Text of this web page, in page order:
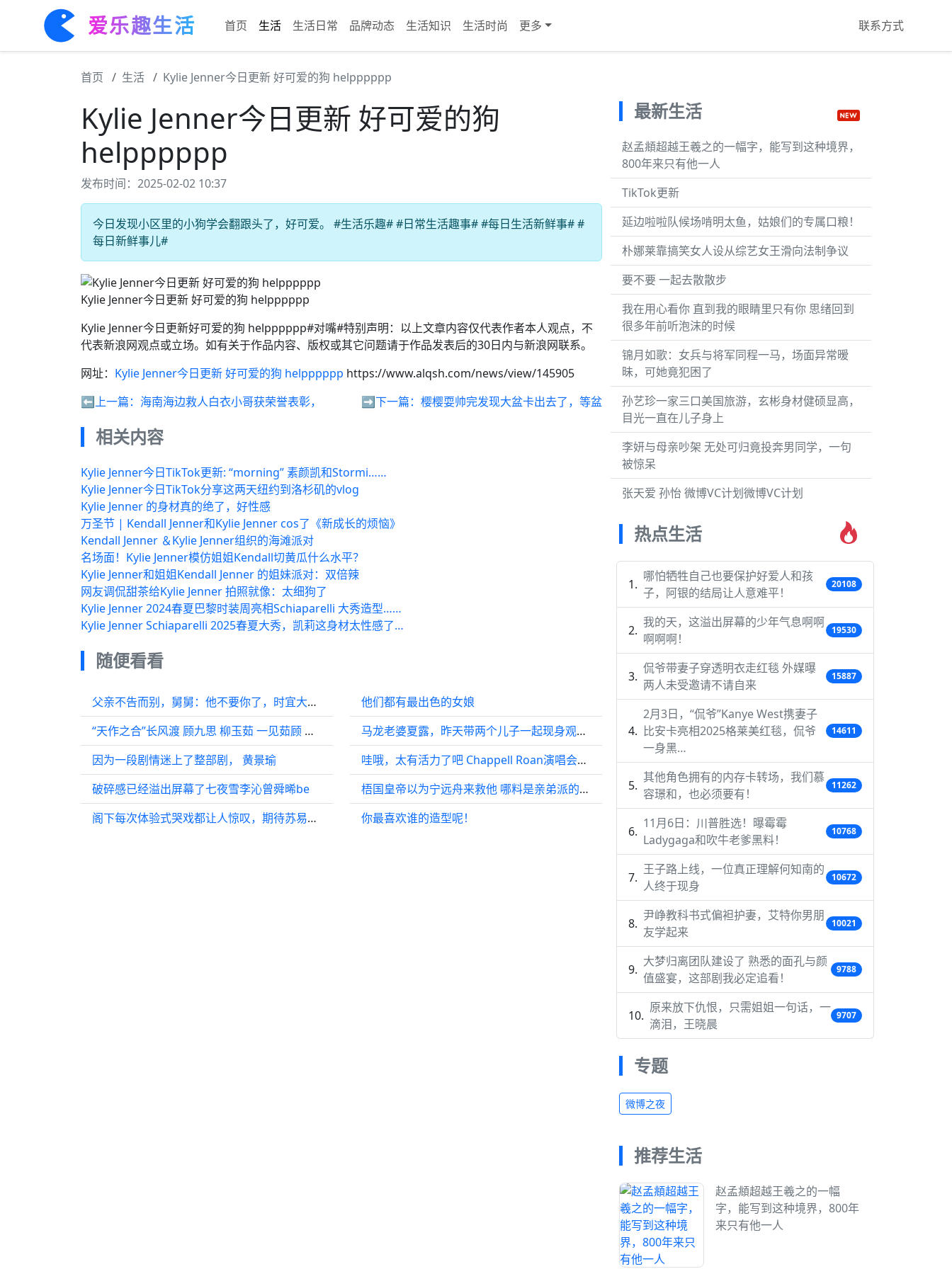
爱乐趣生活 首页 生活 生活日常 品牌动态 生活知识 生活时尚 更多 联系方式
首页 生活 Kylie Jenner今日更新 好可爱的狗 helpppppp
Kylie Jenner今日更新 好可爱的狗
helpppppp
发布时间：2025-02-02 10:37
今日发现小区里的小狗学会翻跟头了，好可爱。 #生活乐趣# #日常生活趣事# #每日生活新鲜事# #
每日新鲜事儿#
Kylie Jenner今日更新 好可爱的狗 helpppppp
Kylie Jenner今日更新好可爱的狗 helpppppp#对嘴#特别声明：以上文章内容仅代表作者本人观点，不
代表新浪网观点或立场。如有关于作品内容、版权或其它问题请于作品发表后的30日内与新浪网联系。
网址： Kylie Jenner今日更新 好可爱的狗 helpppppp https://www.alqsh.com/news/view/145905
⬅️上一篇： 海南海边救人白衣小哥获荣誉表彰， ➡️下一篇： 樱樱耍帅完发现大盆卡出去了，等盆
相关内容
Kylie Jenner今日TikTok更新: “morning” 素颜凯和Stormi……
Kylie Jenner今日TikTok分享这两天纽约到洛杉矶的vlog
Kylie Jenner 的身材真的绝了，好性感
万圣节 | Kendall Jenner和Kylie Jenner cos了《新成长的烦恼》
Kendall Jenner ＆Kylie Jenner组织的海滩派对
名场面！Kylie Jenner模仿姐姐Kendall切黄瓜什么水平？
Kylie Jenner和姐姐Kendall Jenner 的姐妹派对：双倍辣
网友调侃甜茶给Kylie Jenner 拍照就像：太细狗了
Kylie Jenner 2024春夏巴黎时装周亮相Schiaparelli 大秀造型……
Kylie Jenner Schiaparelli 2025春夏大秀，凯莉这身材太性感了…
随便看看
父亲不告而别，舅舅：他不要你了，时宜大病不再开口
“天作之合”长风渡 顾九思 柳玉茹 一见茹顾 长风渡
因为一段剧情迷上了整部剧， 黄景瑜
破碎感已经溢出屏幕了七夜雪李沁曾舜晞be
阁下每次体验式哭戏都让人惊叹，期待苏易水仙台有树古装虐心
他们都有最出色的女娘
马龙老婆夏露，昨天带两个儿子一起现身观战，瞬间火了！
哇哦，太有活力了吧 Chappell Roan演唱会过后…
梧国皇帝以为宁远舟来救他 哪料是亲弟派的刺客，崩溃
你最喜欢谁的造型呢！
最新生活
赵孟頫超越王羲之的一幅字，能写到这种境界，
800年来只有他一人
TikTok更新
延边啦啦队候场啃明太鱼，姑娘们的专属口粮！
朴娜莱靠搞笑女人设从综艺女王滑向法制争议
要不要 一起去散散步
我在用心看你 直到我的眼睛里只有你 思绪回到
很多年前听泡沫的时候
锦月如歌：女兵与将军同程一马，场面异常暧
昧，可她竟犯困了
孙艺珍一家三口美国旅游，玄彬身材健硕显高，
目光一直在儿子身上
李妍与母亲吵架 无处可归竟投奔男同学，一句
被惊呆
张天爱 孙怡 微博VC计划微博VC计划
热点生活
哪怕牺牲自己也要保护好爱人和孩
子，阿银的结局让人意难平！
20108
我的天，这溢出屏幕的少年气息啊啊
啊啊啊！
19530
侃爷带妻子穿透明衣走红毯 外媒曝
两人未受邀请不请自来
15887
2月3日，“侃爷”Kanye West携妻子
比安卡亮相2025格莱美红毯，侃爷
一身黑…
14611
其他角色拥有的内存卡转场，我们慕
容璟和，也必须要有！
11262
11月6日：川普胜选！曝霉霉
Ladygaga和吹牛老爹黑料！
10768
王子路上线，一位真正理解何知南的
人终于现身
10672
尹峥教科书式偏袒护妻，艾特你男朋
友学起来
10021
大梦归离团队建设了 熟悉的面孔与颜
值盛宴，这部剧我必定追看！
9788
原来放下仇恨，只需姐姐一句话，一
滴泪，王晓晨
9707
专题
微博之夜
推荐生活
赵孟頫超越王羲之的一幅
字，能写到这种境界，800年
来只有他一人